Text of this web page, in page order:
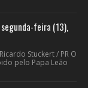
segunda-feira (13),
Stuckert / PR O
pelo Papa Leão